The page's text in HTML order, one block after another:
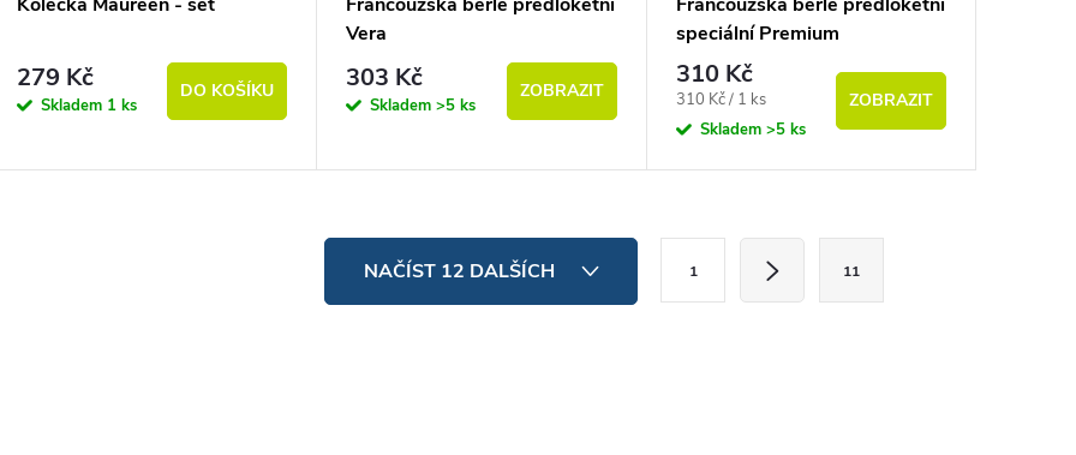
279 Kč
Skladem 1 ks
DO KOŠÍKU
Vera
303 Kč
Skladem>5 ks
ZOBRAZIT
speciální Premium
310 Kč
Měrná cena:
310 Kč / 1 ks
Skladem >5 ks
ZOBRAZIT
NAČÍST 12 DALŠÍCH
Stránkování
1 11